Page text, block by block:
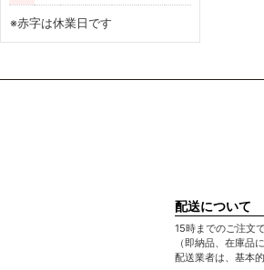
※赤字は休業日です
配送について
15時までのご注文
（即納品、在庫品
配送業者は、基本